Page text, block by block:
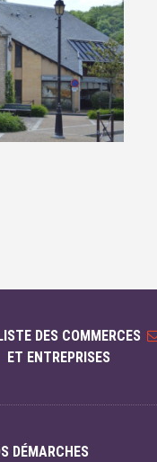
LISTE DES COMMERCES
ET ENTREPRISES
DÉMARCHES